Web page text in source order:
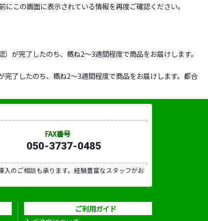
この画面に表示されている情報を再度ご確認ください。
が完了したのち、概ね2～3週間程度で商品をお届けします。
了したのち、概ね2～3週間程度で商品をお届けします。都合
FAX番号
050-3737-0485
のご相談も承ります。経験豊富なスタッフがお
ご利用ガイド